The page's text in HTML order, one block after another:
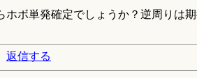
ボ単発確定でしょうか？逆周りは
返信する